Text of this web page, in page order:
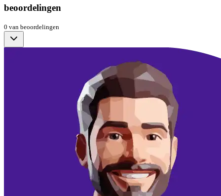
beoordelingen
0 van beoordelingen